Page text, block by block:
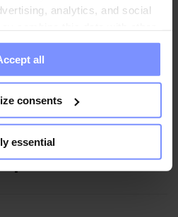
analytics, and social
to them or that they have
services. Do you agree?
all
consents
essential